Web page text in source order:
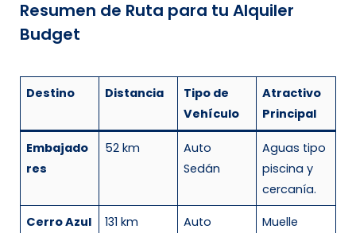
Resumen de Ruta para tu Alquiler
Budget
Destino Distancia
Tipo de
Vehículo
Atractivo
Principal
Embajado
res
52 km
Auto
Sedán
Aguas tipo
piscina y
cercanía.
Cerro Azul 131 km
Auto
Muelle